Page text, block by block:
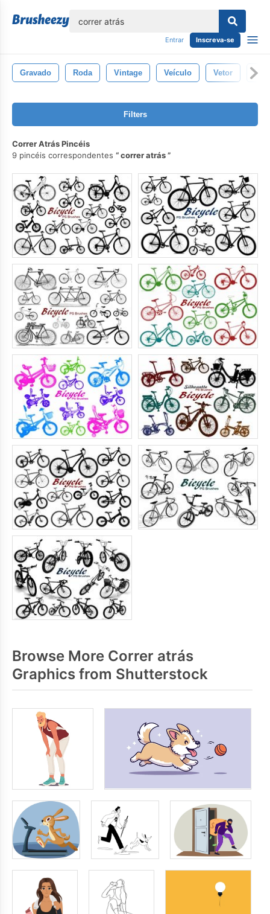
Entrar Inscreva-se
Gravado Roda Vintage Veículo Vetor
Filters
Correr Atrás Pincéis
9 pincéis correspondentes
correr atrás
Browse More Correr atrás
Graphics from Shutterstock